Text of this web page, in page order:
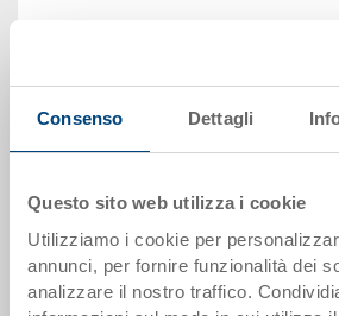
Consenso Dettagli
Questo sito web utilizza i cookie
Utilizziamo i cookie per
annunci, per fornire funzionalità dei
analizzare il nostro traffico.
Il prodotto non può essere ordinato
da 1 pezzi